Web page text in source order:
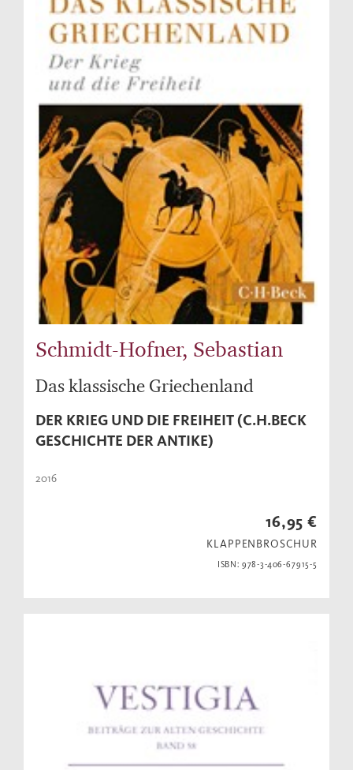
Schmidt-Hofner, Sebastian
Das klassische Griechenland
DER KRIEG UND DIE FREIHEIT (C.H.BECK
GESCHICHTE DER ANTIKE)
2016
16,95 €
KLAPPENBROSCHUR
ISBN: 978-3-406-67915-5